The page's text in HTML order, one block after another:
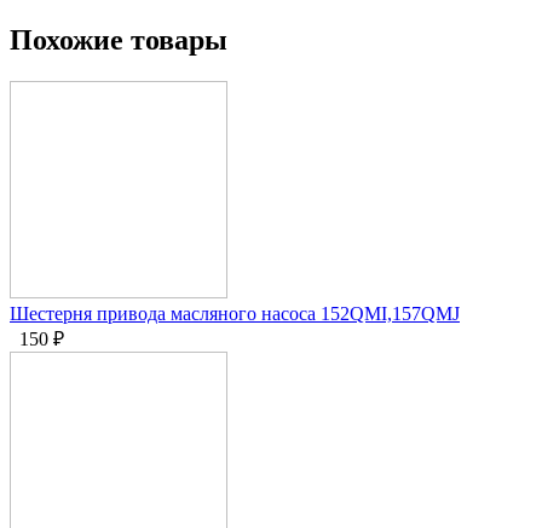
Похожие товары
Шестерня привода масляного насоса 152QMI,157QMJ
150 ₽